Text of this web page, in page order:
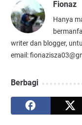
Fionaz
Hanya
writer dan blogger,
email:
Berbagi